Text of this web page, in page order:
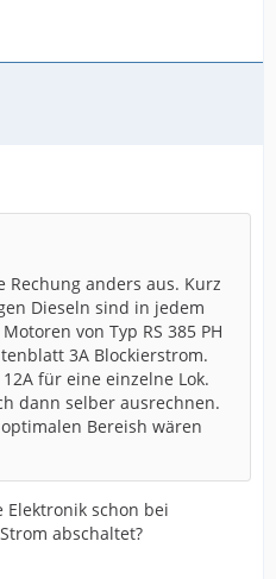
anders aus. Kurz
Dieseln sind in jedem
von Typ RS 385 PH
3A Blockierstrom.
für eine einzelne Lok.
dann selber ausrechnen.
Bereish wären
Elektronik schon bei
abschaltet?